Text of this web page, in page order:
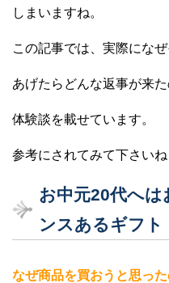
しまいますね。
この記事では、実際にな
あげたらどんな返事が来た
体験談を載せています。
参考にされてみて下さい
お中元20代へ
ンスあるギフト
なぜ商品を買おうと思っ